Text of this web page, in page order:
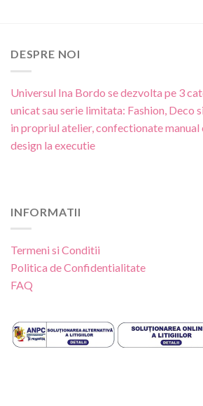
DESPRE NOI
Universul Ina Bordo se dezvolta pe 3
unicat sau serie limitata: Fashion, Deco
in propriul atelier, confectionate manual
design la executie
INFORMATII
Termeni si Conditii
Politica de Confidentialitate
FAQ